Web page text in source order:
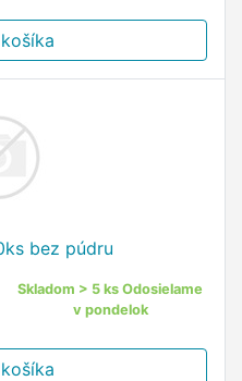
bez púdru
Skladom > 5 ks Odosielame
v pondelok